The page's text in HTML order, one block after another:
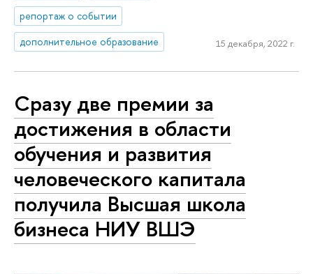
репортаж о событии
дополнительное образование
15 декабря, 2022 г.
Сразу две премии за
достижения в области
обучения и развития
человеческого капитала
получила Высшая школа
бизнеса НИУ ВШЭ